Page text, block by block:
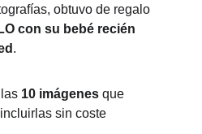
obtuvo de regalo
con su bebé recién
.
10 imágenes que
sin coste